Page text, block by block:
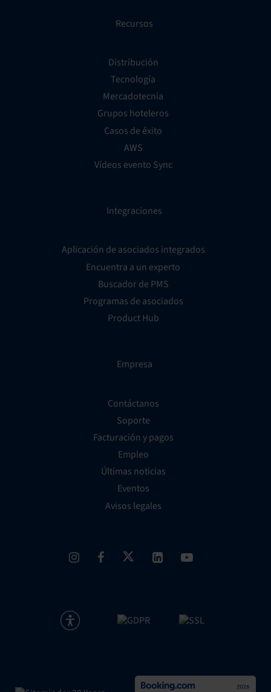
Recursos
Distribución
Tecnología
Mercadotecnia
Grupos hoteleros
Casos de éxito
AWS
Vídeos evento Sync
Integraciones
Aplicación de asociados integrados
Encuentra a un experto
Buscador de PMS
Programas de asociados
Product Hub
Empresa
Contáctanos
Soporte
Facturación y pagos
Empleo
Últimas noticias
Eventos
Avisos legales